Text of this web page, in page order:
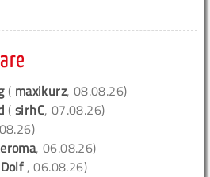
( maxikurz, 08.08.26)
(sirhC, 07.08.26)
, 06.08.26)
, 06.08.26)